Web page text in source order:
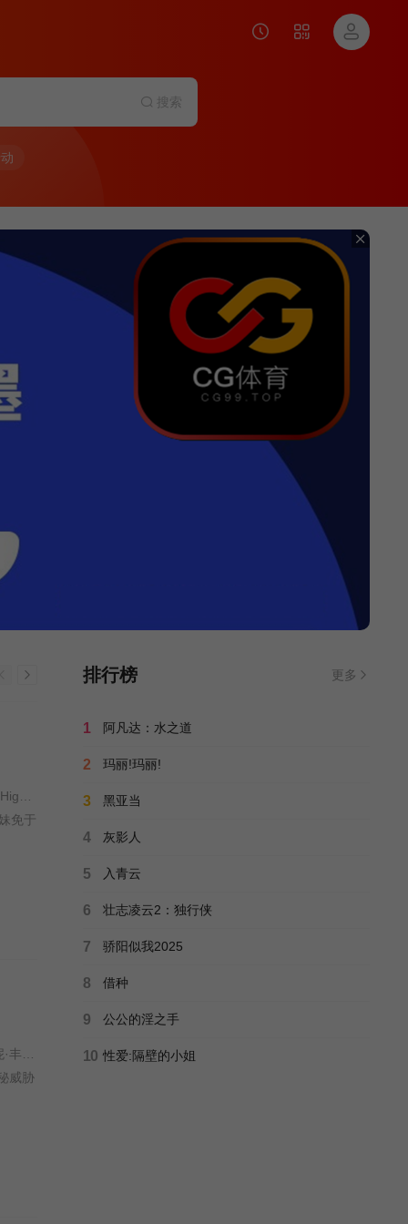
搜索
免于
威胁
排行榜 更多
1 阿凡达：水之道
2 玛丽!玛丽!
3 黑亚当
4 灰影人
5 入青云
6 壮志凌云2：独行侠
7 骄阳似我2025
8 借种
9 公公的淫之手
10 性爱:隔壁的小姐